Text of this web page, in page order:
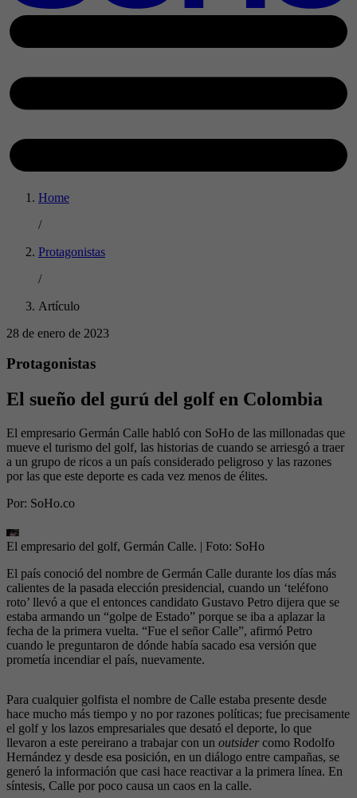
Home
/
Protagonistas
/
Artículo
28 de enero de 2023
Protagonistas
El sueño del gurú del golf en Colombia
El empresario Germán Calle habló con SoHo de las millonadas que
mueve el turismo del golf, las historias de cuando se arriesgó a traer
a un grupo de ricos a un país considerado peligroso y las razones
por las que este deporte es cada vez menos de élites.
Por: SoHo.co
El empresario del golf, Germán Calle. | Foto: SoHo
El país conoció del nombre de Germán Calle durante los días más
calientes de la pasada elección presidencial, cuando un ‘teléfono
roto’ llevó a que el entonces candidato Gustavo Petro dijera que se
estaba armando un “golpe de Estado” porque se iba a aplazar la
fecha de la primera vuelta. “Fue el señor Calle”, afirmó Petro
cuando le preguntaron de dónde había sacado esa versión que
prometía incendiar el país, nuevamente.
Para cualquier golfista el nombre de Calle estaba presente desde
hace mucho más tiempo y no por razones políticas; fue precisamente
el golf y los lazos empresariales que desató el deporte, lo que
llevaron a este pereirano a trabajar con un outsider como Rodolfo
Hernández y desde esa posición, en un diálogo entre campañas, se
generó la información que casi hace reactivar a la primera línea. En
síntesis, Calle por poco causa un caos en la calle.